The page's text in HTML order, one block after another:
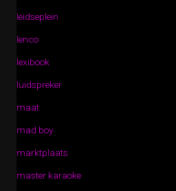
leidseplein
lenco
lexibook
luidspreker
maat
mad boy
marktplaats
master karaoke